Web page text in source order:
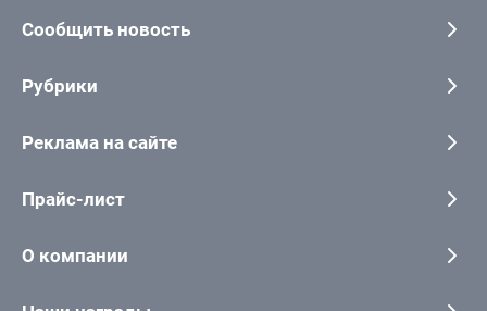
Сообщить новость
Рубрики
Реклама на сайте
Прайс-лист
О компании